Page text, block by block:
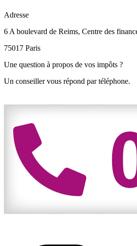
Adresse
6 A boulevard de Reims, Centre des
75017 Paris
Une question à propos de vos impôts ?
Un conseiller vous répond par téléphone.